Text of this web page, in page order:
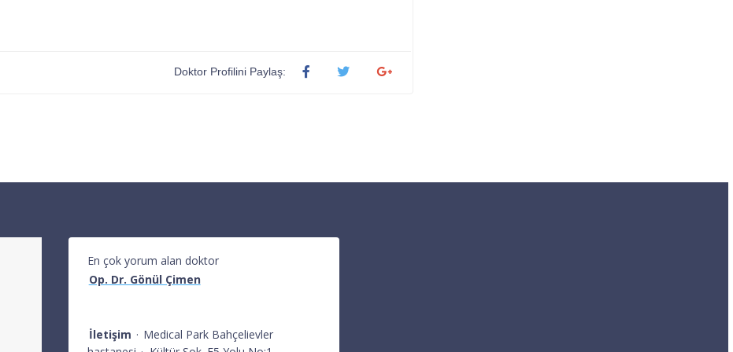
Doktor Profilini Paylaş:
En çok yorum alan doktor
Op. Dr. Gönül Çimen
İletişim · Medical Park Bahçelievler